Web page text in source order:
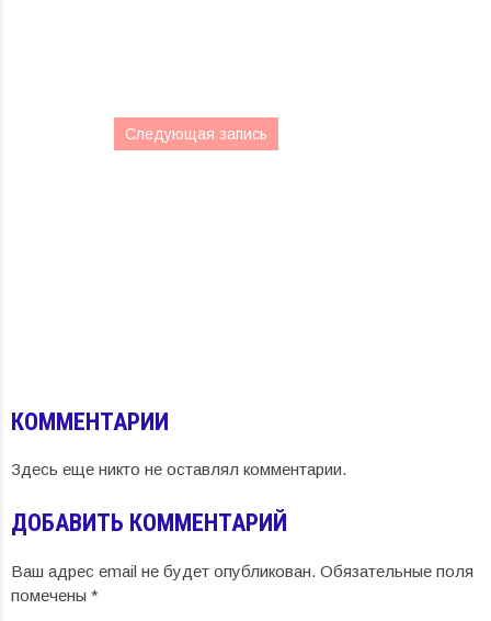
Следующая запись
КОММЕНТАРИИ
Здесь еще никто не оставлял комментарии.
ДОБАВИТЬ КОММЕНТАРИЙ
Ваш адрес email не будет опубликован. Обязательные поля
помечены *